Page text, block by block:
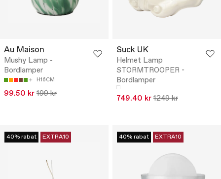
Au Maison
Mushy Lamp -
Bordlamper
H16CM
99.50 kr 199 kr
Suck UK
Helmet Lamp
STORMTROOPER -
Bordlamper
749.40 kr 1249 kr
40% rabat EXTRA10 40% rabat EXTRA10